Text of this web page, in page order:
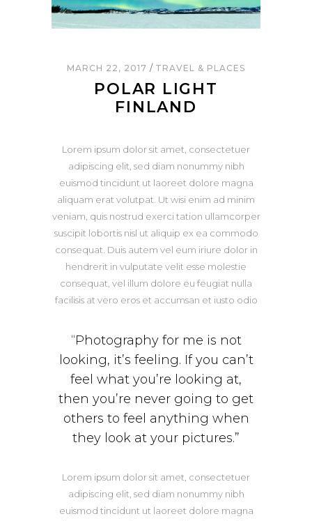
MARCH 22, 2017 TRAVEL & PLACES
POLAR LIGHT
FINLAND
Lorem ipsum dolor sit amet, consectetuer
adipiscing elit, sed diam nonummy nibh
euismod tincidunt ut laoreet dolore magna
aliquam erat volutpat. Ut wisi enim ad minim
veniam, quis nostrud exerci tation ullamcorper
suscipit lobortis nisl ut aliquip ex ea commodo
consequat. Duis autem vel eum iriure dolor in
hendrerit in vulputate velit esse molestie
consequat, vel illum dolore eu feugiat nulla
facilisis at vero eros et accumsan et iusto odio
“Photography for me is not
looking, it’s feeling. If you can’t
feel what you’re looking at,
then you’re never going to get
others to feel anything when
they look at your pictures.”
Lorem ipsum dolor sit amet, consectetuer
adipiscing elit, sed diam nonummy nibh
euismod tincidunt ut laoreet dolore magna